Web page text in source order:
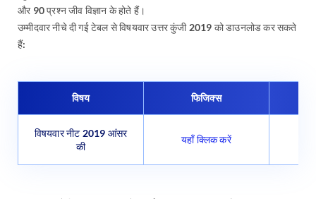
और 90 प्रश्न जीव विज्ञान के होते हैं।
उम्मीदवार नीचे दी गई टेबल से विषयवार उत्तर कुंजी 2019 को डाउनलोड कर सकते
हैं:
विषय फिजिक्स
विषयवार नीट 2019 आंसर
की
यहाँ क्लिक करें